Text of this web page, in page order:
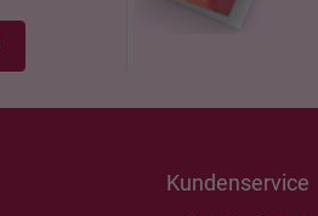
Kundenservice